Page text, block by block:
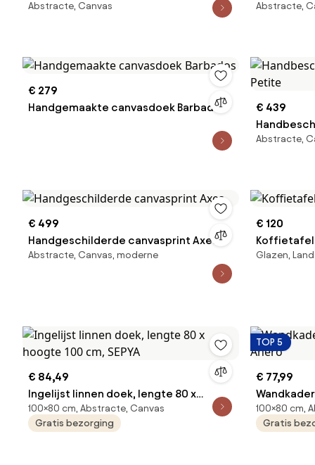
Invisible Red
Abstracte, Canvas Hydrate
Abstracte,
€ 279
Handgemaakte canvasdoek Barbados
€ 439
Petite
Abstracte,
€ 499
Handgeschilderde canvasprint Axes
Abstracte, Canvas, moderne
€ 120
Glazen,
€ 84,49
Ingelijst linnen doek, lengte 80 x
hoogte 100 cm, SEPYA
100×80 cm, Abstracte, Canvas
Gratis bezorging
TOP 5
€ 77,99
Anero
100×80 cm,
Gratis